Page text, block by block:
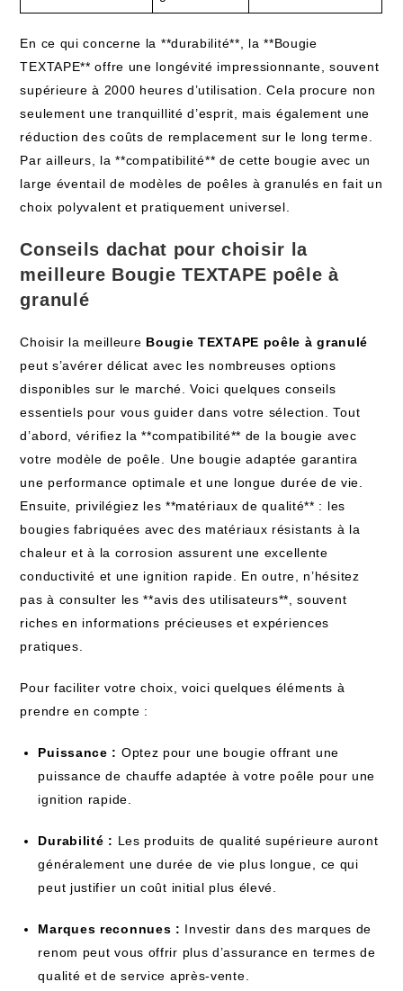
En ce qui concerne la **durabilité**, la **Bougie
TEXTAPE** offre une longévité impressionnante, souvent
supérieure à 2000 heures d’utilisation. Cela procure non
seulement une tranquillité d’esprit, mais également une
réduction des coûts de remplacement sur le long terme.
Par ailleurs, la **compatibilité** de cette bougie avec un
large éventail de modèles de poêles à granulés en fait un
choix polyvalent et pratiquement universel.
Conseils dachat pour choisir la
meilleure Bougie TEXTAPE poêle à
granulé
Choisir la meilleure Bougie TEXTAPE poêle à granulé
peut s’avérer délicat avec les nombreuses options
disponibles sur le marché. Voici quelques conseils
essentiels pour vous guider dans votre sélection. Tout
d’abord, vérifiez la **compatibilité** de la bougie avec
votre modèle de poêle. Une bougie adaptée garantira
une performance optimale et une longue durée de vie.
Ensuite, privilégiez les **matériaux de qualité** : les
bougies fabriquées avec des matériaux résistants à la
chaleur et à la corrosion assurent une excellente
conductivité et une ignition rapide. En outre, n’hésitez
pas à consulter les **avis des utilisateurs**, souvent
riches en informations précieuses et expériences
pratiques.
Pour faciliter votre choix, voici quelques éléments à
prendre en compte :
Puissance : Optez pour une bougie offrant une
puissance de chauffe adaptée à votre poêle pour une
ignition rapide.
Durabilité : Les produits de qualité supérieure auront
généralement une durée de vie plus longue, ce qui
peut justifier un coût initial plus élevé.
Marques reconnues : Investir dans des marques de
renom peut vous offrir plus d’assurance en termes de
qualité et de service après-vente.